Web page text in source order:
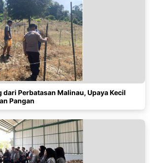
dari Perbatasan Malinau, Upaya Kecil
Pangan